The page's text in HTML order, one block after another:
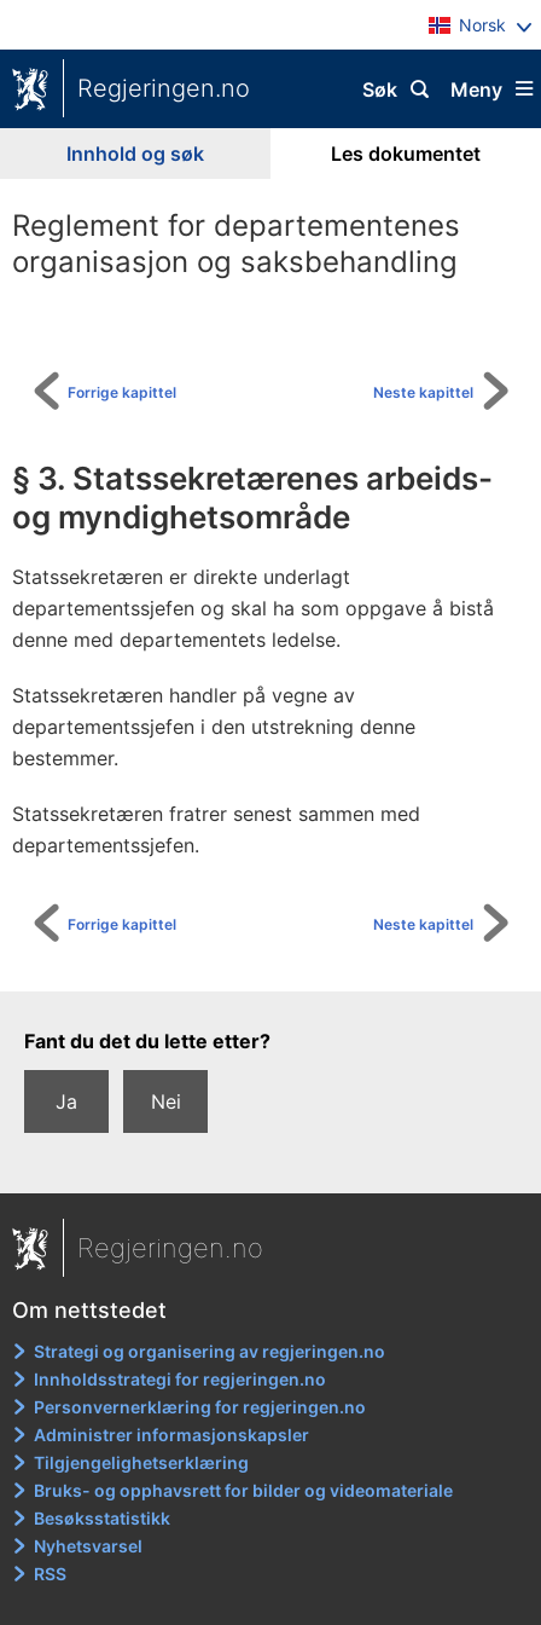
Norsk
Regjeringen.no Meny
Søk
Innhold og søk Les dokumentet
Reglement for departementenes
organisasjon og saksbehandling
Neste kapittel
Forrige kapittel
§ 3. Statssekretærenes arbeids-
og myndighetsområde
Statssekretæren er direkte underlagt
departementssjefen og skal ha som oppgave å bistå
denne med departementets ledelse.
Statssekretæren handler på vegne av
departementssjefen i den utstrekning denne
bestemmer.
Statssekretæren fratrer senest sammen med
departementssjefen.
Neste kapittel
Forrige kapittel
Tilbakemeldingsskjema
Fant du det du lette etter?
Ja Nei
Regjeringen.no
Om nettstedet
Strategi og organisering av regjeringen.no
Innholdsstrategi for regjeringen.no
Personvernerklæring for regjeringen.no
Administrer informasjonskapsler
Tilgjengelighetserklæring
Bruks- og opphavsrett for bilder og videomateriale
Besøksstatistikk
Nyhetsvarsel
RSS